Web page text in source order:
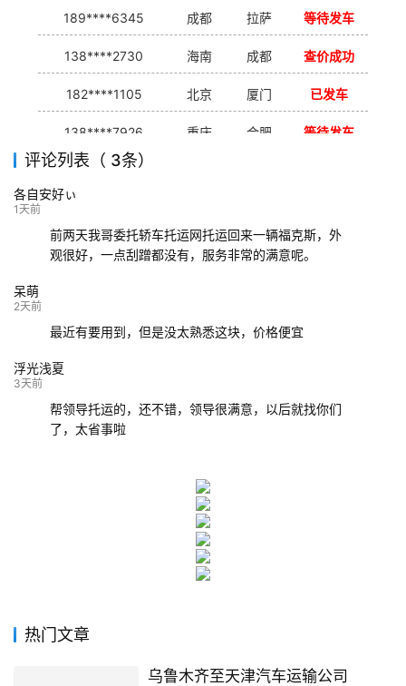
189****6345 成都 拉萨 等待发车
138****2730 海南 成都 查价成功
182****1105 北京 厦门 已发车
138****7926 重庆 合肥 等待发车
139****9233
评论列表（ 3条）
各自安好ぃ
1天前
前两天我哥委托轿车托运网托运回来一辆福克斯，外
观很好，一点刮蹭都没有，服务非常的满意呢。
呆萌
2天前
最近有要用到，但是没太熟悉这块，价格便宜
浮光浅夏
3天前
帮领导托运的，还不错，领导很满意，以后就找你们
了，太省事啦
热门文章
乌鲁木齐至天津汽车运输公司